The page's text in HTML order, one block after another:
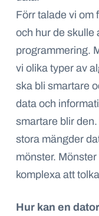
Förr talade vi om
och hur de skulle
programmering.
vi olika typer av
ska bli smartare
data och
smartare blir
stora mängder
mönster.
komplexa att
Hur kan en